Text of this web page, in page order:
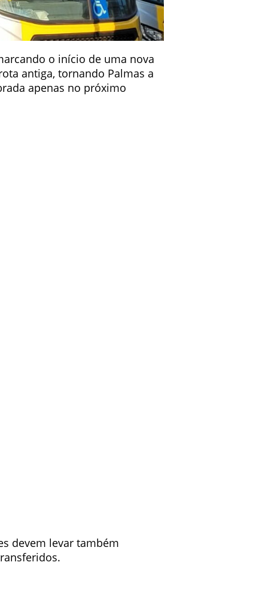
o início de uma nova
antiga, tornando Palmas a
apenas no próximo
devem levar também